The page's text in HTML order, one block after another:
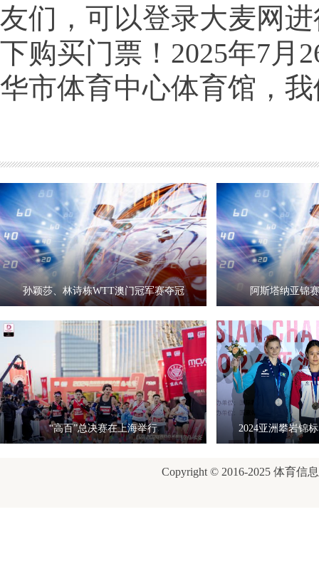
友们，可以登录大麦网
下购买门票！2025年7月
华市体育中心体育馆，
孙颖莎、林诗栋WTT澳门冠军赛夺冠 阿斯塔纳亚锦
“高百”总决赛在上海举行 2024亚洲攀岩锦
Copyright © 2016-2025 体育信